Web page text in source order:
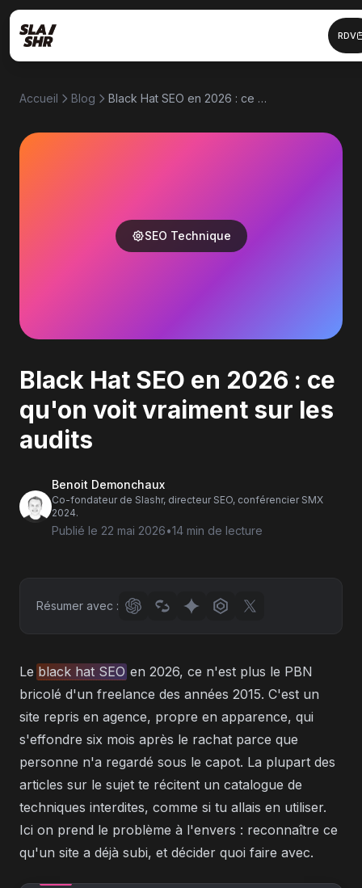
RDV
Accueil Blog Black Hat SEO en 2026 : ce qu'on voit vraiment sur les audits
SEO Technique
Black Hat SEO en 2026 : ce
qu'on voit vraiment sur les
audits
Benoit Demonchaux
Co-fondateur de Slashr, directeur SEO, conférencier SMX
2024.
Publié le 22 mai 2026•14 min de lecture
Résumer avec :
Le black hat SEO en 2026, ce n'est plus le PBN
bricolé d'un freelance des années 2015. C'est un
site repris en agence, propre en apparence, qui
s'effondre six mois après le rachat parce que
personne n'a regardé sous le capot. La plupart des
articles sur le sujet te récitent un catalogue de
techniques interdites, comme si tu allais en utiliser.
Ici on prend le problème à l'envers : reconnaître ce
qu'un site a déjà subi, et décider quoi faire avec.